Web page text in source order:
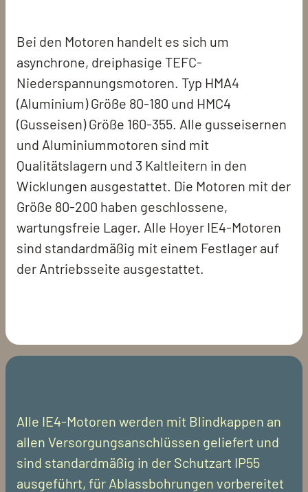
Bei den Motoren handelt es sich um
asynchrone, dreiphasige TEFC-
Niederspannungsmotoren. Typ HMA4
(Aluminium) Größe 80-180 und HMC4
(Gusseisen) Größe 160-355. Alle gusseisernen
und Aluminiummotoren sind mit
Qualitätslagern und 3 Kaltleitern in den
Wicklungen ausgestattet. Die Motoren mit der
Größe 80-200 haben geschlossene,
wartungsfreie Lager. Alle Hoyer IE4-Motoren
sind standardmäßig mit einem Festlager auf
der Antriebsseite ausgestattet.
Alle IE4-Motoren werden mit Blindkappen an
allen Versorgungsanschlüssen geliefert und
sind standardmäßig in der Schutzart IP55
ausgeführt, für Ablassbohrungen vorbereitet